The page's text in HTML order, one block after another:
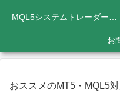
MQL5システムトレーダーの為のPython講座
お
おススメのMT5・MQL5